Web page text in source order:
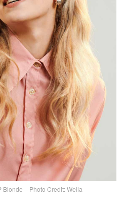
Blonde – Photo Credit: Wella